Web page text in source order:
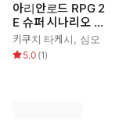
아리안로드 RPG 2
E 슈퍼 시나리오 서
포트 vol. 1
키쿠치 타케시, 심오
5.0 (1)